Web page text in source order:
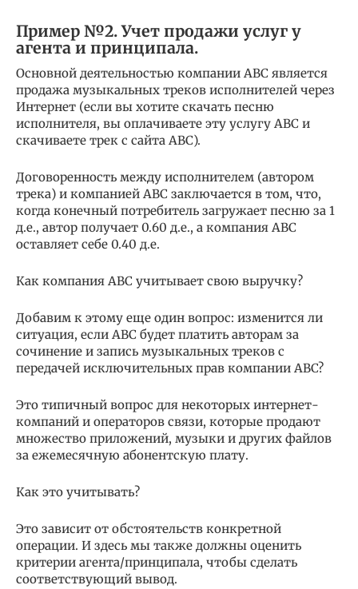
Пример №2. Учет продажи услуг у
агента и принципала.
Основной деятельностью компании ABC является
продажа музыкальных треков исполнителей через
Интернет (если вы хотите скачать песню
исполнителя, вы оплачиваете эту услугу ABC и
скачиваете трек с сайта ABC).
Договоренность между исполнителем (автором
трека) и компанией ABC заключается в том, что,
когда конечный потребитель загружает песню за 1
д.е., автор получает 0.60 д.е., а компания ABC
оставляет себе 0.40 д.е.
Как компания ABC учитывает свою выручку?
Добавим к этому еще один вопрос: изменится ли
ситуация, если ABC будет платить авторам за
сочинение и запись музыкальных треков с
передачей исключительных прав компании ABC?
Это типичный вопрос для некоторых интернет-
компаний и операторов связи, которые продают
множество приложений, музыки и других файлов
за ежемесячную абонентскую плату.
Как это учитывать?
Это зависит от обстоятельств конкретной
операции. И здесь мы также должны оценить
критерии агента/принципала, чтобы сделать
соответствующий вывод.